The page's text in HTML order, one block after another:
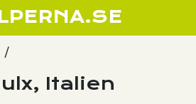
/
Italien